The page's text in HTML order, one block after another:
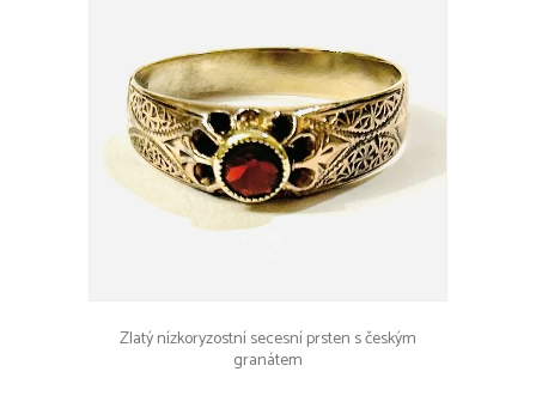
Zlatý nízkoryzostní secesní prsten s českým
granátem